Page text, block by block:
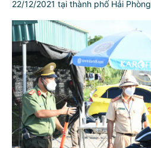
22/12/2021 tại thành phố Hải Phòng